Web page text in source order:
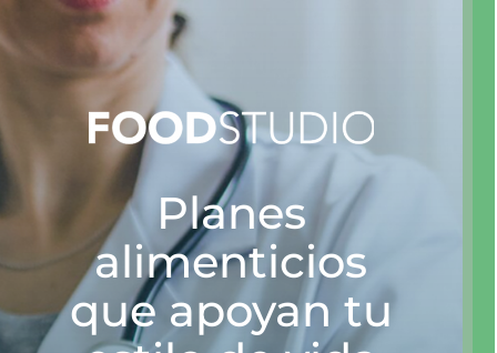
Planes
alimenticios
que apoyan tu